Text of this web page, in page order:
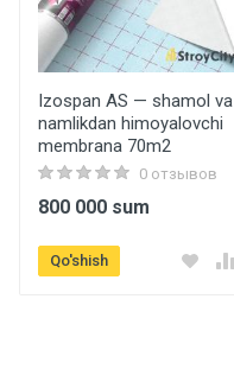
Izospan AS — shamol va
namlikdan himoyalovchi
membrana 70m2
0 отзывов
800 000 sum
Qo'shish